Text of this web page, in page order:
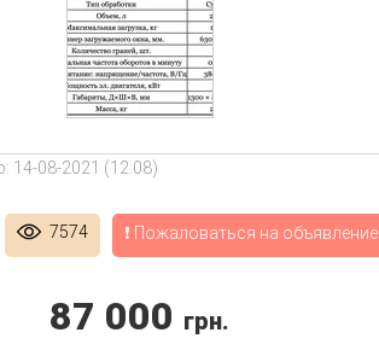
14-08-2021 (12:08)
7574 ❗ Пожаловаться на объявление
87 000 грн.